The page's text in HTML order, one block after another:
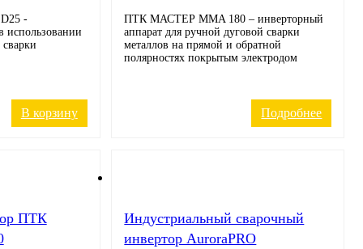
-
использовании
В корзину
ПТК МАСТЕР MMA 180 – инверторный
аппарат для ручной дуговой сварки
металлов на прямой и обратной
полярностях покрытым электродом
Подробнее
ПТК
Индустриальный сварочный
инвертор AuroraPRO